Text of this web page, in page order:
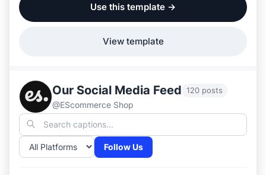
Use this template →
View template